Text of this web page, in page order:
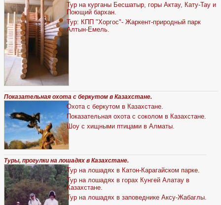
Тур на курганы Бесшатыр, горы Актау, Кату-Тау и
Поющий бархан.
Тур: КПП "Хоргос"- Жаркент-природный парк
Алтын-Емель.
Показательная охота с беркутом в Казахстане.
Охота с беркутом в Казахстане.
Показательная охота с соколом в Казахстане.
Шоу с хищными птицами в Алматы.
Туры, прогулки на лошадях в Казахстане.
Тур на лошадях в Катон-Карагайском парке.
Тур на лошадях в горах Кунгей Алатау в
Казахстане.
Тур на лошадях в заповеднике Аксу-Жабаглы.